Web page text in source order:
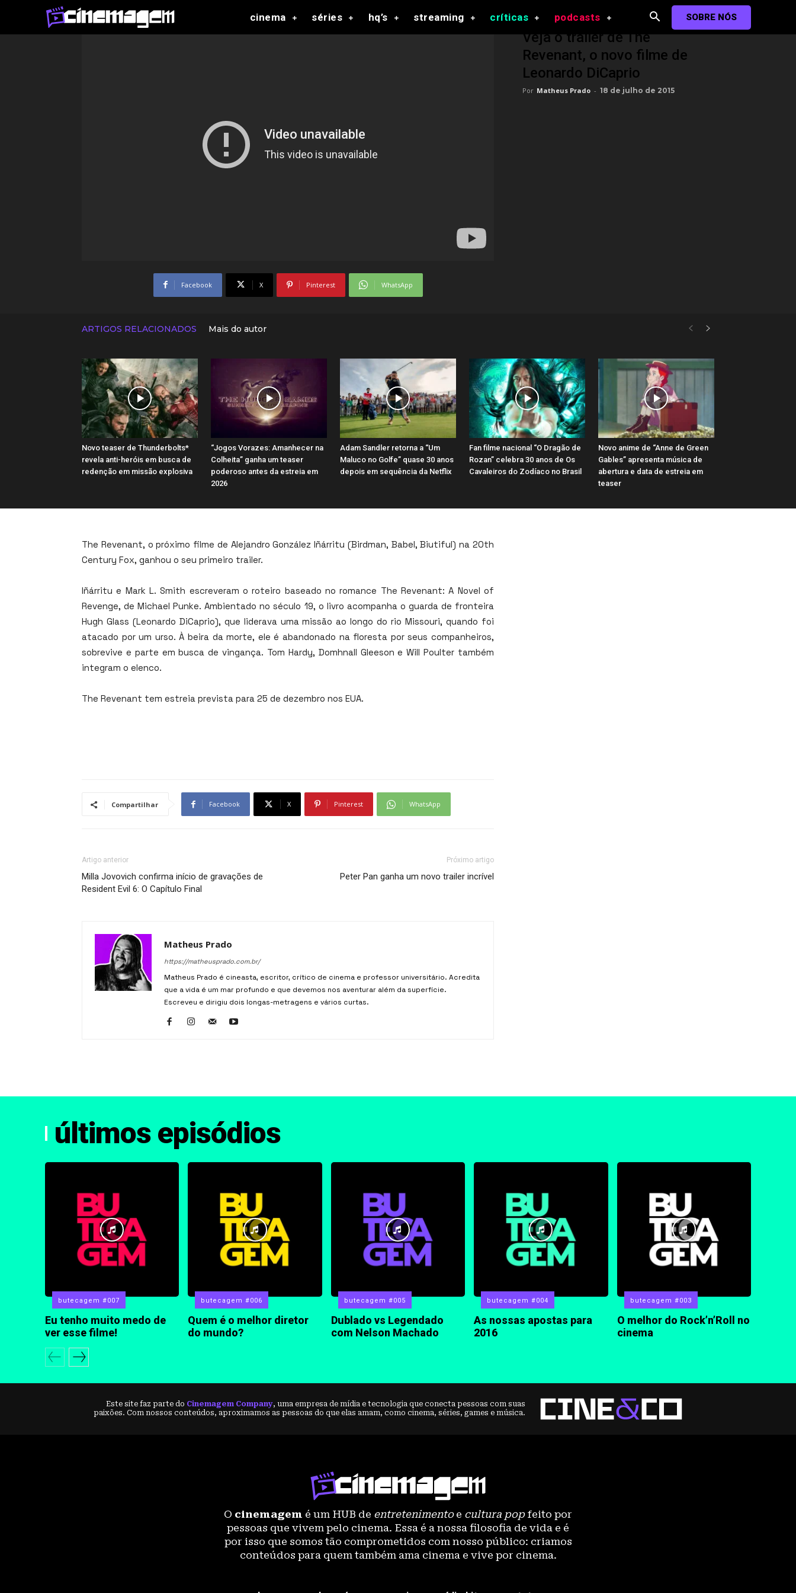
cinema séries hq’s streaming críticas podcasts SOBRE NÓS
Início Teasers
Veja o trailer de The
Revenant, o novo filme de
Leonardo DiCaprio
Por Matheus Prado - 18 de julho de 2015
Facebook X Pinterest WhatsApp
ARTIGOS RELACIONADOS Mais do autor
Novo teaser de Thunderbolts*
revela anti-heróis em busca de
redenção em missão explosiva
“Jogos Vorazes: Amanhecer na
Colheita” ganha um teaser
poderoso antes da estreia em
2026
Adam Sandler retorna a “Um
Maluco no Golfe” quase 30 anos
depois em sequência da Netflix
Fan filme nacional “O Dragão de
Rozan” celebra 30 anos de Os
Cavaleiros do Zodíaco no Brasil
Novo anime de “Anne de Green
Gables” apresenta música de
abertura e data de estreia em
teaser
The Revenant, o próximo filme de Alejandro González Iñárritu (Birdman, Babel, Biutiful) na 20th
Century Fox, ganhou o seu primeiro trailer.
Iñárritu e Mark L. Smith escreveram o roteiro baseado no romance The Revenant: A Novel of
Revenge, de Michael Punke. Ambientado no século 19, o livro acompanha o guarda de fronteira
Hugh Glass (Leonardo DiCaprio), que liderava uma missão ao longo do rio Missouri, quando foi
atacado por um urso. À beira da morte, ele é abandonado na floresta por seus companheiros,
sobrevive e parte em busca de vingança. Tom Hardy, Domhnall Gleeson e Will Poulter também
integram o elenco.
The Revenant tem estreia prevista para 25 de dezembro nos EUA.
Compartilhar Facebook X Pinterest WhatsApp
Artigo anterior
Milla Jovovich confirma início de gravações de
Resident Evil 6: O Capítulo Final
Próximo artigo
Peter Pan ganha um novo trailer incrível
Matheus Prado
https://matheusprado.com.br/
Matheus Prado é cineasta, escritor, crítico de cinema e professor universitário. Acredita
que a vida é um mar profundo e que devemos nos aventurar além da superfície.
Escreveu e dirigiu dois longas-metragens e vários curtas.
últimos episódios
butecagem #007
Eu tenho muito medo de
ver esse filme!
butecagem #006
Quem é o melhor diretor
do mundo?
butecagem #005
Dublado vs Legendado
com Nelson Machado
butecagem #004
As nossas apostas para
2016
butecagem #003
O melhor do Rock’n’Roll no
cinema
Este site faz parte do Cinemagem Company, uma empresa de mídia e tecnologia que conecta pessoas com suas
paixões. Com nossos conteúdos, aproximamos as pessoas do que elas amam, como cinema, séries, games e música.
O cinemagem é um HUB de entretenimentoe cultura popfeito por
pessoas que vivem pelo cinema. Essa é a nossa filosofia de vida e é
por isso que somos tão comprometidos com nosso público: criamos
conteúdos para quem também ama cinema e vive por cinema.